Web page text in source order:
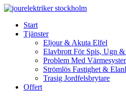
Skip
contentStart
Tjänster
Eljour & Akuta Elfel
Elavbrott För Spis, Ugn
Problem Med
Strömlös Fastighet &
Trasig Jordfelsbrytare
Offert